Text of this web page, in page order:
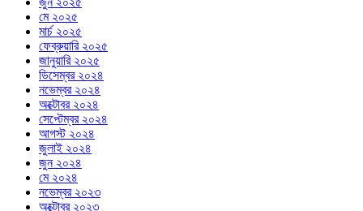
মে ২০২৫
মার্চ ২০২৫
ফেব্রুয়ারি ২০২৫
জানুয়ারি ২০২৫
ডিসেম্বর ২০২৪
নভেম্বর ২০২৪
অক্টোবর ২০২৪
সেপ্টেম্বর ২০২৪
আগস্ট ২০২৪
জুলাই ২০২৪
জুন ২০২৪
মে ২০২৪
নভেম্বর ২০২৩
অক্টোবর ২০২৩